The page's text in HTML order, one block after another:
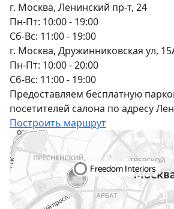
г. Москва, Ленинский пр-т, 24
Пн-Пт: 10:00 - 19:00
Сб-Вс: 11:00 - 19:00
г. Москва, Дружинниковская ул,
Пн-Пт: 10:00 - 20:00
Сб-Вс: 11:00 - 19:00
Предоставляем бесплатную
посетителей салона по адресу
Построить маршрут